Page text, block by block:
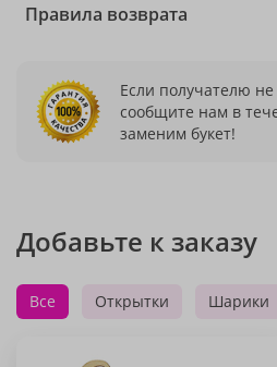
Правила возврата
Если получателю
сообщите нам в
заменим букет!
Добавьте к заказу
Все Открытки Шарики